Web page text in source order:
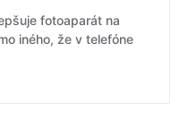
fotoaparát na
iného, že v telefóne